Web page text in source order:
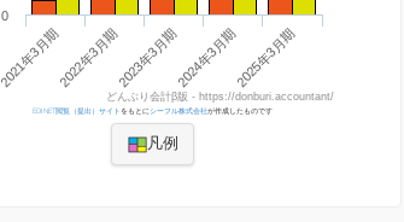
2021年3月期2022年3月期2023年3月期2024年3月期2025年3月期
0
どんぶり会計β版 - https://donburi.accountant/
EDINET閲覧（提出）サイト をもとにシーフル株式会社が作成したものです
凡例